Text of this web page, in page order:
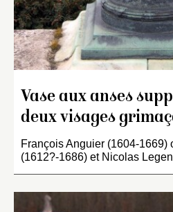
Vase aux anses
deux visages
François Anguier (1604-1669)
(1612?-1686) et Nicolas